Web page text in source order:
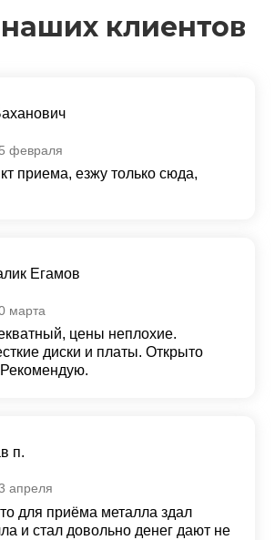
клиентов
из 5
февраля
приема, езжу только сюда,
Егамов
из 5
марта
цены неплохие.
диски и платы. Открыто
п.
из 5
апреля
для приёма металла здал
и стал довольно денег дают не